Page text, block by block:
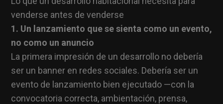
venderse antes de venderse
1. Un lanzamiento que se sienta como un evento,
no como un anuncio
La primera impresión de un desarrollo no debería
ser un banner en redes sociales. Debería ser un
evento de lanzamiento bien ejecutado —con la
convocatoria correcta, ambientación, prensa,